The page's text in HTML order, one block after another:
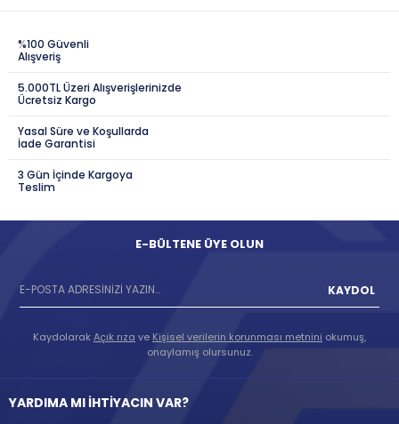
%100 Güvenli
Alışveriş
5.000TL Üzeri Alışverişlerinizde
Ücretsiz Kargo
Yasal Süre ve Koşullarda
İade Garantisi
3 Gün İçinde Kargoya
Teslim
E-BÜLTENE ÜYE OLUN
KAYDOL
KaydolarakAçık rıza ve Kişisel verilerin korunması metnini okumuş,
onaylamış olursunuz.
YARDIMA MI İHTİYACIN VAR?